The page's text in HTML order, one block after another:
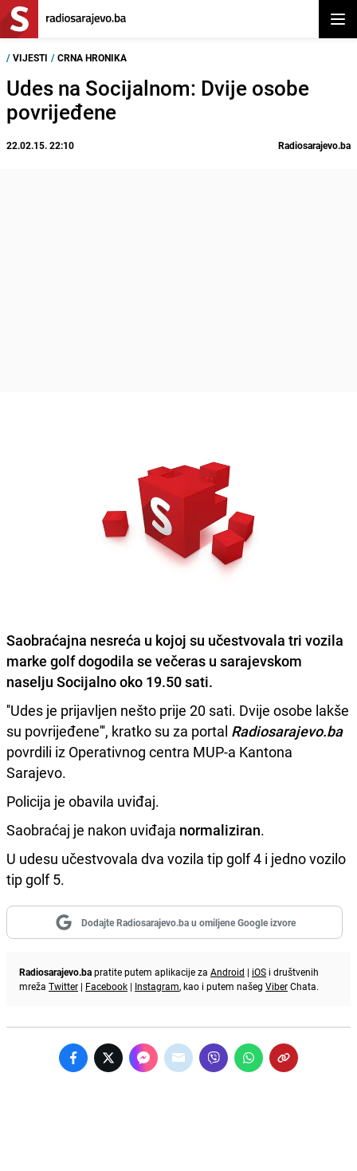
/ VIJESTI / CRNA HRONIKA
Udes na Socijalnom: Dvije osobe
povrijeđene
22.02.15. 22:10 Radiosarajevo.ba
Saobraćajna nesreća u kojoj su učestvovala tri vozila
marke golf dogodila se večeras u sarajevskom
naselju Socijalnooko 19.50 sati.
''Udes je prijavljen nešto prije 20 sati. Dvije osobe lakše
su povrijeđene''', kratko su za portal Radiosarajevo.ba
povrdili iz Operativnog centra MUP-a Kantona
Sarajevo.
Policija je obavila uviđaj.
Saobraćaj je nakon uviđaja normaliziran.
U udesu učestvovala dva vozila tip golf 4 i jedno vozilo
tip golf 5.
Dodajte Radiosarajevo.ba u omiljene Google izvore
Radiosarajevo.bapratite putem aplikacije za Android | iOS i društvenih
mreža Twitter | Facebook | Instagram, kao i putem našeg ViberChata.